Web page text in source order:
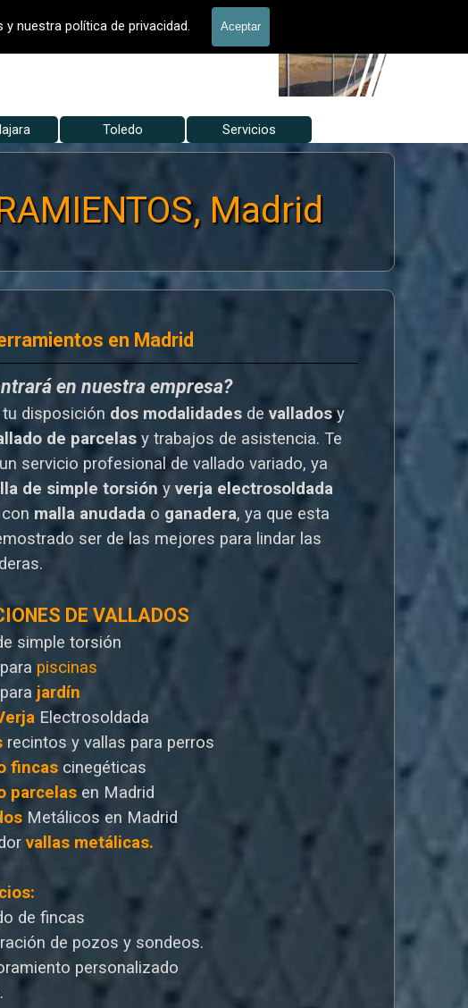
nuestra política de privacidad. Aceptar
▼
Toledo ▼
Servicios
Madrid
en Madrid
en nuestra empresa?
disposición dos modalidades de valladosy
de parcelas y trabajos de asistencia. Te
servicio profesional de vallado variado, ya
de simple torsión y verja electrosoldada
con malla anudada o ganadera, ya que esta
ser de las mejores para lindar las
DE VALLADOS
simple torsión
para piscinas
para jardín
Electrosoldada
recintos y vallas para perros
fincas cinegéticas
parcelas en Madrid
Metálicos en Madrid
vallas metálicas.
de fincas
de pozos y sondeos.
personalizado